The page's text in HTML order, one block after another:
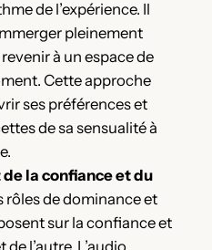
de l’expérience. Il
pleinement
à un espace de
Cette approche
ses préférences et
de sa sensualité à
la confiance et du
rôles de dominance et
sur la confiance et